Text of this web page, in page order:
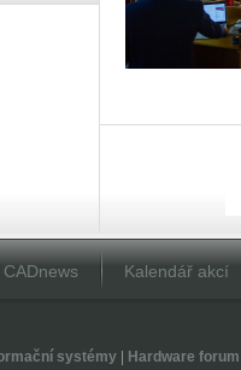
Kalendář akcí
systémy| Hardware forum